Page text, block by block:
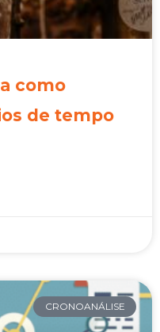
como
de tempo
CRONOANÁLISE